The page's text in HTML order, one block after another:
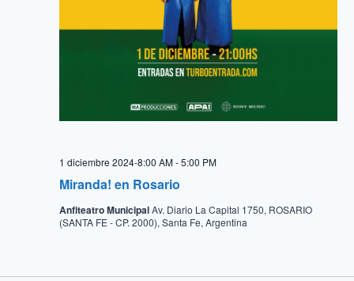
Miranda! en Rosario
1 diciembre 2024-8:00 AM-5:00 PM
Anfiteatro MunicipalAv. Diario La Capital 1750, ROSARIO
(SANTA FE - CP. 2000), Santa Fe, Argentina